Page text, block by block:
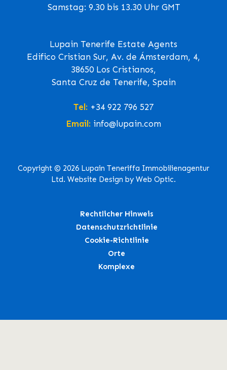
Samstag: 9.30 bis 13.30 Uhr GMT
Lupain Tenerife Estate Agents
Edifico Cristian Sur, Av. de Ámsterdam, 4,
38650 Los Cristianos,
Santa Cruz de Tenerife, Spain
Tel: +34 922 796 527
Email: info@lupain.com
Copyright © 2026 Lupain Teneriffa Immobilienagentur
Ltd. Website Design by Web Optic.
Rechtlicher Hinweis
Datenschutzrichtlinie
Cookie-Richtlinie
Orte
Komplexe